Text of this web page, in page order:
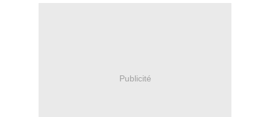
Publicité